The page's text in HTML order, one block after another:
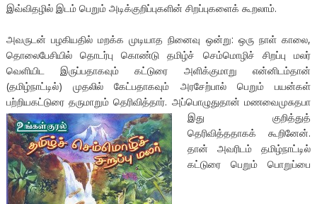
இவ்விதழில் இடம் பெறும் அடிக்குறிப்புகளின் சிறப்புகளைக் கூறலாம்.
அவருடன் பழகியதில் மறக்க முடியாத நினைவு ஒன்று: ஒரு நாள் காலை,
தொலைபேசியில் தொடர்பு கொண்டு தமிழ்ச் செம்மொழிச் சிறப்பு மலர்
வெளியிட இருப்பதாகவும் கட்டுரை அளிக்குமாறு என்னிடம்தான்
(தமிழ்நாட்டில்) முதலில் கேட்பதாகவும் அரசேற்பால் பெறும் பயன்கள்
பற்றியகட்டுரை தருமாறும் தெரிவித்தார். அப்பொழுதுதான்மணவைமுசுதபா
இது குறித்துத்
தெரிவித்ததாகக் கூறினேன்.
தான் அவரிடம் தமிழ்நாட்டில்
கட்டுரை பெறும் பொறுப்பை